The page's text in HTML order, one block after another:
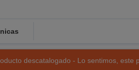
descatalogado - Lo sentimos, este